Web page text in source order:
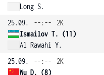
Long S.
25.09.
--:--
2K
Ismailov T. (11)
Al Rawahi Y.
25.09.
--:--
2K
Wu D. (8)